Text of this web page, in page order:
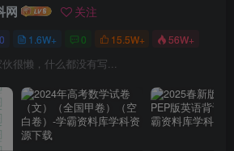
网 关注
0 1.6W+ 0 15.5W+ 56W+
伙很懒，什么都没有写...